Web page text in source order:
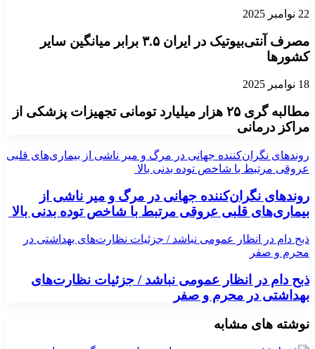
22 نوامبر 2025
مصرف آنتی‌بیوتیک در ایران ۳.۵ برابر میانگین سایر
کشورها
18 نوامبر 2025
مطالبه گری ۲۵ هزار میلیارد تومانی تجهیزات پزشکی از
مراکز درمانی
روندهای نگران‌کننده جهانی در مرگ و میر ناشی از بیماری‌های قلبی
عروقی مرتبط با شاخص توده بدنی بالا
روندهای نگران‌کننده جهانی در مرگ و میر ناشی از
بیماری‌های قلبی عروقی مرتبط با شاخص توده بدنی بالا
ذبح دام در انظار عمومی نباشد / جزئیات نظارت‌های بهداشتی در
محرم و صفر
ذبح دام در انظار عمومی نباشد / جزئیات نظارت‌های
بهداشتی در محرم و صفر
نوشته های مشابه